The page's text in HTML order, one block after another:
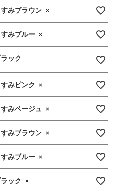
すみブラウン ×
すみブルー ×
ック
みピンク ×
みベージュ ×
すみブラウン ×
すみブルー ×
ック ×